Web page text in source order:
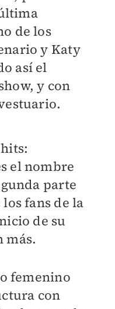
de los
y Katy
así el
y con
el nombre
parte
fans de la
de su
más.
femenino
con